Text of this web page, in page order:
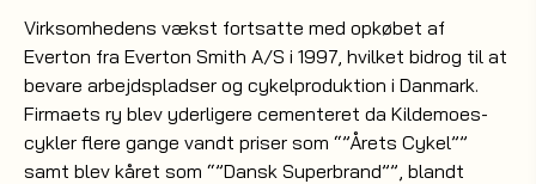
Virksomhedens vækst fortsatte med opkøbet af
Everton fra Everton Smith A/S i 1997, hvilket bidrog til at
bevare arbejdspladser og cykelproduktion i Danmark.
Firmaets ry blev yderligere cementeret da Kildemoes-
cykler flere gange vandt priser som “”Årets Cykel””
samt blev kåret som “”Dansk Superbrand””, blandt